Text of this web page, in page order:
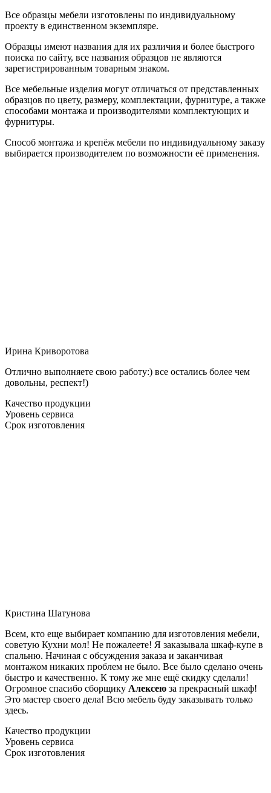
Все образцы мебели изготовлены по индивидуальному
проекту в единственном экземпляре.
Образцы имеют названия для их различия и более быстрого
поиска по сайту, все названия образцов не являются
зарегистрированным товарным знаком.
Все мебельные изделия могут отличаться от представленных
образцов по цвету, размеру, комплектации, фурнитуре, а также
способами монтажа и производителями комплектующих и
фурнитуры.
Способ монтажа и крепёж мебели по индивидуальному заказу
выбирается производителем по возможности её применения.
Ирина Криворотова
Отлично выполняете свою работу:) все остались более чем
довольны, респект!)
Качество продукции
Уровень сервиса
Срок изготовления
Кристина Шатунова
Всем, кто еще выбирает компанию для изготовления мебели,
советую Кухни мол! Не пожалеете! Я заказывала шкаф-купе в
спальню. Начиная с обсуждения заказа и заканчивая
монтажом никаких проблем не было. Все было сделано очень
быстро и качественно. К тому же мне ещё скидку сделали!
Огромное спасибо сборщику Алексею за прекрасный шкаф!
Это мастер своего дела! Всю мебель буду заказывать только
здесь.
Качество продукции
Уровень сервиса
Срок изготовления